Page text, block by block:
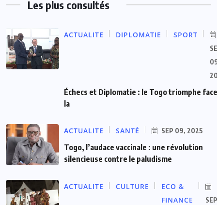
Les plus consultés
ACTUALITE DIPLOMATIE SPORT
Échecs et Diplomatie : le Togo triomphe
la
ACTUALITE SANTÉ SEP 09, 2025
Togo, l’audace vaccinale : une révolution
silencieuse contre le paludisme
ACTUALITE CULTURE
ECO &
FINANCE
SEP